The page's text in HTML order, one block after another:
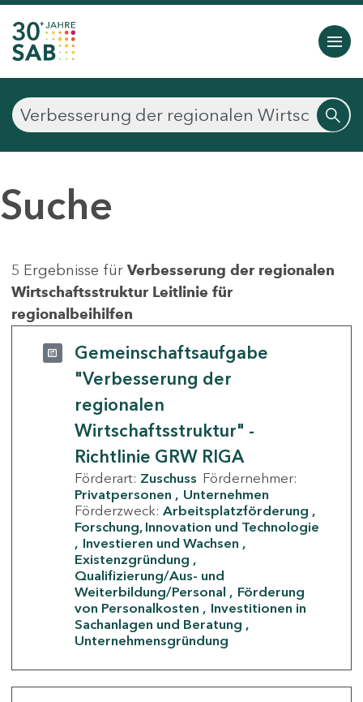
Suche
5 Ergebnisse für Verbesserung der regionalen
Wirtschaftsstruktur Leitlinie für
regionalbeihilfen
Gemeinschaftsaufgabe
"Verbesserung der
regionalen
Wirtschaftsstruktur" -
Richtlinie GRW RIGA
Förderart: Zuschuss Fördernehmer:
Privatpersonen
Unternehmen
Förderzweck: Arbeitsplatzförderung
Forschung, Innovation und Technologie
Investieren und Wachsen
Existenzgründung
Qualifizierung/Aus- und
Weiterbildung/Personal
Förderung
von Personalkosten
Investitionen in
Sachanlagen und Beratung
Unternehmensgründung